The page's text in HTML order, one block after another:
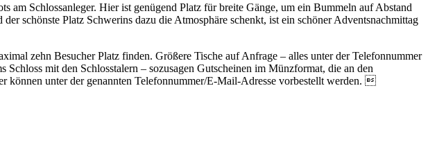
am Schlossanleger. Hier ist genügend Platz für breite Gänge, um ein Bummeln auf Abstand
schönste Platz Schwerins dazu die Atmosphäre schenkt, ist ein schöner Adventsnachmittag
zehn Besucher Platz finden. Größere Tische auf Anfrage – alles unter der Telefonnummer
Schloss mit den Schlosstalern – sozusagen Gutscheinen im Münzformat, die an den
können unter der genannten Telefonnummer/E-Mail-Adresse vorbestellt werden. 